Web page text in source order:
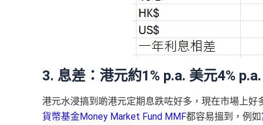
3. 息差：港元約1% p.a. 美元4%
港元水浸搞到啲港元定期息跌咗好多，現在市場上好
貨幣基金Money Market Fund MMF都容易搵到，例如